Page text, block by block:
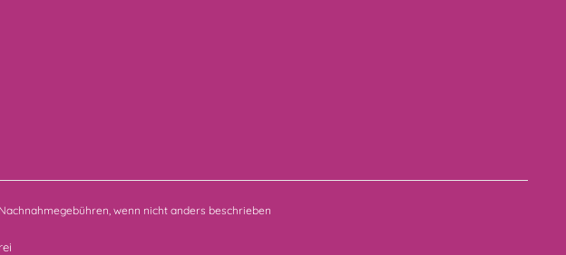
wenn nicht anders beschrieben